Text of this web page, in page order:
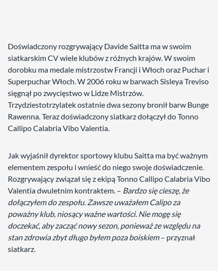
Doświadczony rozgrywający Davide Saitta ma w swoim
siatkarskim CV wiele klubów z różnych krajów. W swoim
dorobku ma medale mistrzostw Francji i Włoch oraz Puchar i
Superpuchar Włoch. W 2006 roku w barwach Sisleya Treviso
sięgnął po zwycięstwo w Lidze Mistrzów.
Trzydziestotrzylatek ostatnie dwa sezony bronił barw Bunge
Rawenna. Teraz doświadczony siatkarz dołączył do Tonno
Callipo Calabria Vibo Valentia.
Jak wyjaśnił dyrektor sportowy klubu Saitta ma być ważnym
elementem zespołu i wnieść do niego swoje doświadczenie.
Rozgrywający związał się z ekipą Tonno Callipo Calabria Vibo
Valentia dwuletnim kontraktem. – Bardzo się cieszę, że
dołączyłem do zespołu. Zawsze uważałem Calipo za
poważny klub, niosący ważne wartości. Nie mogę się
doczekać, aby zacząć nowy sezon, ponieważ ze względu na
stan zdrowia zbyt długo byłem poza boiskiem– przyznał
siatkarz.